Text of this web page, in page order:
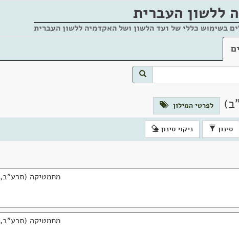
ללשון העברית
בשימוש כללי של ועד הלשון ושל האקדמיה ללשון העברית
לפרטי המילון
סינון ניקוי סינון
מתמטיקה (תרע"ב, 1912)
מתמטיקה (תרע"ב, 1912)